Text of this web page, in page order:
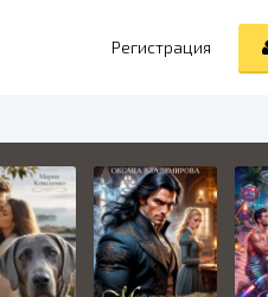
Регистрация